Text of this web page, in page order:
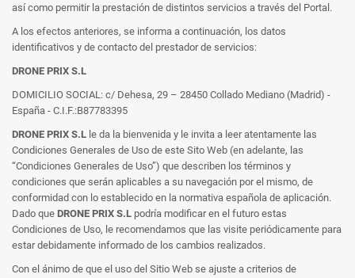
así como permitir la prestación de distintos servicios a través del Portal.
A los efectos anteriores, se informa a continuación, los datos
identificativos y de contacto del prestador de servicios:
DRONE PRIX S.L
DOMICILIO SOCIAL: c/ Dehesa, 29 – 28450 Collado Mediano (Madrid) -
España - C.I.F.:B87783395
DRONE PRIX S.L le da la bienvenida y le invita a leer atentamente las
Condiciones Generales de Uso de este Sito Web (en adelante, las
“Condiciones Generales de Uso”) que describen los términos y
condiciones que serán aplicables a su navegación por el mismo, de
conformidad con lo establecido en la normativa española de aplicación.
Dado que DRONE PRIX S.L podría modificar en el futuro estas
Condiciones de Uso, le recomendamos que las visite periódicamente para
estar debidamente informado de los cambios realizados.
Con el ánimo de que el uso del Sitio Web se ajuste a criterios de